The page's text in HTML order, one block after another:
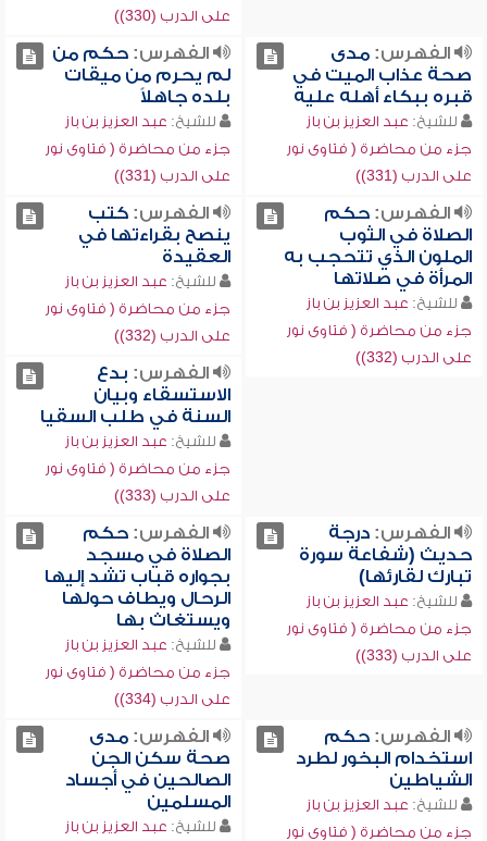
على الدرب (330))
الفهرس:مدى
صحة عذاب الميت في
قبره ببكاء أهله عليه
للشيخ: عبد العزيز بن باز
جزء من محاضرة ( فتاوى نور
على الدرب (331))
الفهرس:حكم من
لم يحرم من ميقات
بلده جاهلاً
للشيخ: عبد العزيز بن باز
جزء من محاضرة ( فتاوى نور
على الدرب (331))
الفهرس:حكم
الصلاة في الثوب
الملون الذي تتحجب به
المرأة في صلاتها
للشيخ: عبد العزيز بن باز
جزء من محاضرة ( فتاوى نور
على الدرب (332))
الفهرس:كتب
ينصح بقراءتها في
العقيدة
للشيخ: عبد العزيز بن باز
جزء من محاضرة ( فتاوى نور
على الدرب (332))
الفهرس: بدع
الاستسقاء وبيان
السنة في طلب السقيا
للشيخ: عبد العزيز بن باز
جزء من محاضرة ( فتاوى نور
على الدرب (333))
الفهرس:درجة
حديث (شفاعة سورة
تبارك لقارئها)
للشيخ: عبد العزيز بن باز
جزء من محاضرة ( فتاوى نور
على الدرب (333))
الفهرس:حكم
الصلاة في مسجد
بجواره قباب تشد إليها
الرحال ويطاف حولها
ويستغاث بها
للشيخ: عبد العزيز بن باز
جزء من محاضرة ( فتاوى نور
على الدرب (334))
الفهرس:حكم
استخدام البخور لطرد
الشياطين
للشيخ: عبد العزيز بن باز
جزء من محاضرة ( فتاوى نور
الفهرس:مدى
صحة سكن الجن
الصالحين في أجساد
المسلمين
للشيخ: عبد العزيز بن باز